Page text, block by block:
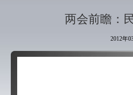
两会前瞻：
2012年